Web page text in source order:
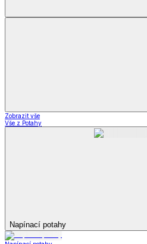
Zobrazit vše
Vše z Potahy
Napínací potahy